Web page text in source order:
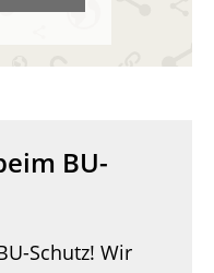
BU-
Schutz! Wir